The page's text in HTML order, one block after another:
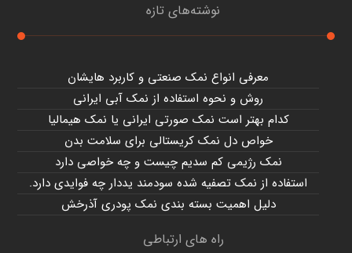
نوشته‌های تازه
معرفی انواع نمک صنعتی و کاربرد هایشان
روش و نحوه استفاده از نمک آبی ایرانی
کدام بهتر است نمک صورتی ایرانی یا نمک هیمالیا
خواص دل نمک کریستالی برای سلامت بدن
نمک رژیمی کم سدیم چیست و چه خواصی دارد
استفاده از نمک تصفیه شده سودمند یددار چه فوایدی دارد.
دلیل اهمیت بسته بندی نمک پودری آذرخش
راه های ارتباطی